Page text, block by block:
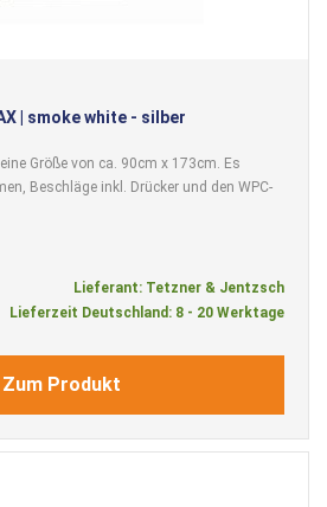
| smoke white - silber
Größe von ca. 90cm x 173cm. Es
Beschläge inkl. Drücker und den WPC-
Lieferant: Tetzner & Jentzsch
Lieferzeit Deutschland: 8 - 20 Werktage
Zum Produkt